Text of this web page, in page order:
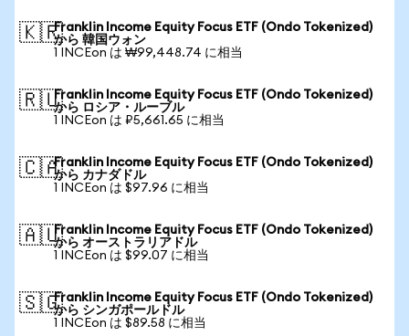
🇰🇷Franklin Income Equity Focus ETF (Ondo Tokenized)
から 韓国ウォン
1 INCEon は ₩99,448.74 に相当
🇷🇺Franklin Income Equity Focus ETF (Ondo Tokenized)
から ロシア・ルーブル
1 INCEon は ₽5,661.65 に相当
🇨🇦Franklin Income Equity Focus ETF (Ondo Tokenized)
から カナダドル
1 INCEon は $97.96 に相当
🇦🇺Franklin Income Equity Focus ETF (Ondo Tokenized)
から オーストラリアドル
1 INCEon は $99.07 に相当
🇸🇬Franklin Income Equity Focus ETF (Ondo Tokenized)
から シンガポールドル
1 INCEon は $89.58 に相当